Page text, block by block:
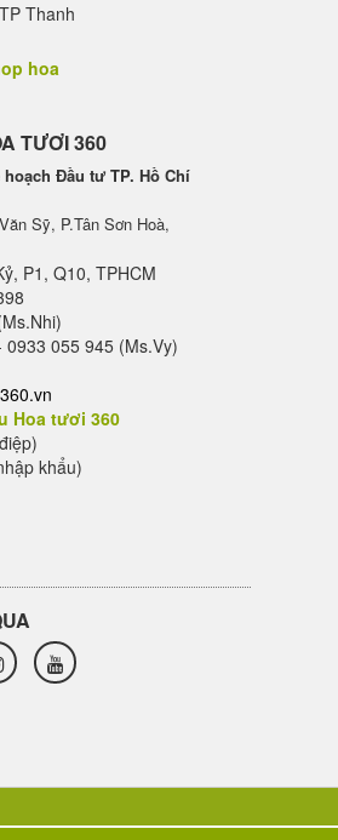
Thanh
hoa
TƯƠI 360
hoạch Đầu tư TP. Hồ Chí
Sỹ, P.Tân Sơn Hoà,
P1, Q10, TPHCM
055 945 (Ms.Vy)
Hoa tươi 360
khẩu)